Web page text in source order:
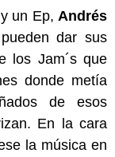
un Ep, Andrés
dar sus
los Jam´s que
donde metía
de esos
En la cara
la música en